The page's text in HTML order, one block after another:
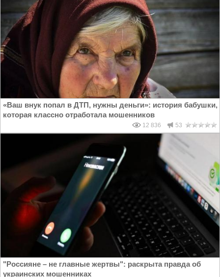
«Ваш внук попал в ДТП, нужны деньги»: история бабушки,
которая классно отработала мошенников
12 836 53
"Россияне – не главные жертвы": раскрыта правда об
украинских мошенниках